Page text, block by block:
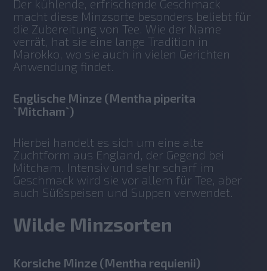
Der kühlende, erfrischende Geschmack
macht diese Minzsorte besonders beliebt für
die Zubereitung von Tee. Wie der Name
verrät, hat sie eine lange Tradition in
Marokko, wo sie auch in vielen Gerichten
Anwendung findet.
Englische Minze (Mentha piperita
`Mitcham`)
Hierbei handelt es sich um eine alte
Zuchtform aus England, der Gegend bei
Mitcham. Intensiv und sehr scharf im
Geschmack wird sie vor allem für Tee, aber
auch Süßspeisen und Suppen verwendet.
Wilde Minzsorten
Korsiche Minze (Mentha requienii)